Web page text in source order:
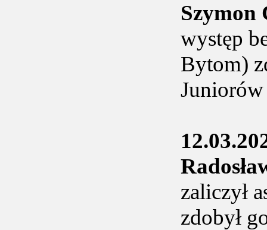
występ
Bytom)
Juniorów
zaliczył
zdobył